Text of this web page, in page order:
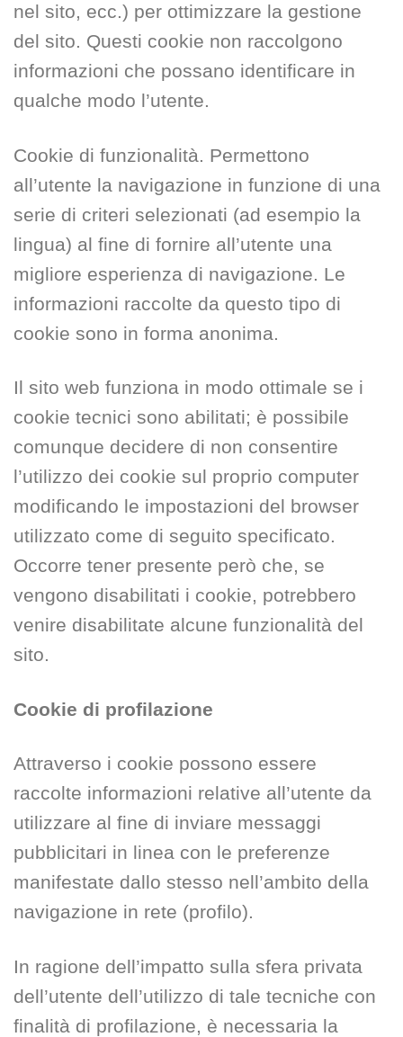
nel sito, ecc.) per ottimizzare la gestione
del sito. Questi cookie non raccolgono
informazioni che possano identificare in
qualche modo l’utente.
Cookie di funzionalità. Permettono
all’utente la navigazione in funzione di una
serie di criteri selezionati (ad esempio la
lingua) al fine di fornire all’utente una
migliore esperienza di navigazione. Le
informazioni raccolte da questo tipo di
cookie sono in forma anonima.
Il sito web funziona in modo ottimale se i
cookie tecnici sono abilitati; è possibile
comunque decidere di non consentire
l’utilizzo dei cookie sul proprio computer
modificando le impostazioni del browser
utilizzato come di seguito specificato.
Occorre tener presente però che, se
vengono disabilitati i cookie, potrebbero
venire disabilitate alcune funzionalità del
sito.
Cookie di profilazione
Attraverso i cookie possono essere
raccolte informazioni relative all’utente da
utilizzare al fine di inviare messaggi
pubblicitari in linea con le preferenze
manifestate dallo stesso nell’ambito della
navigazione in rete (profilo).
In ragione dell’impatto sulla sfera privata
dell’utente dell’utilizzo di tale tecniche con
finalità di profilazione, è necessaria la